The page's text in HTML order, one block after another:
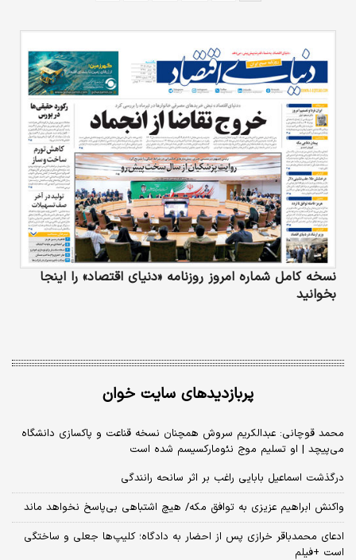
ضربات پنالتی.
نسخه کامل شماره امروز روزنامه «دنیای‌ اقتصاد» را اینجا
بخوانید
پربازدیدهای سایت خوان
محمد قوچانی: عبدالکریم سروش همچنان نسخه قناعت و پاکسازی دانشگاه
می‌پیچد | او تسلیم موج نئومارکسیسم شده است
درگذشت اسماعیل بابایی راغب بر اثر سانحه رانندگی
واکنش ابراهیم عزیزی به توافق مکه/ هیچ اشتباهی بی‌پاسخ نخواهد ماند
ادعای محمدباقر خرازی پس از احضار به دادگاه؛ کلیپ‌ها جعلی و ساختگی
است +فیلم